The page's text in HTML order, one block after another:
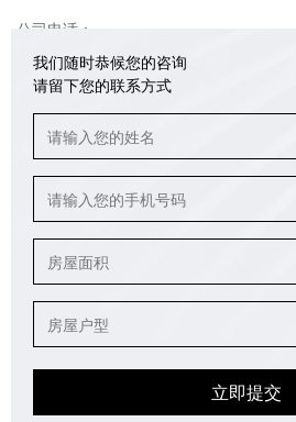
公司电话：
18680990732 韩光亚（米修设计）
联系地址：
重庆江北区绿地海外滩销售中心办公楼3/
公众号
版权所有：重庆米修室内设计有限公司
备案号：渝ICP备2023004265号
我们随时恭候您的咨询
请留下您的联系方式
立即提交